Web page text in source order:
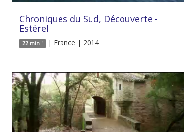
Chroniques du Sud, Découverte -
Estérel
22 min ' | France | 2014